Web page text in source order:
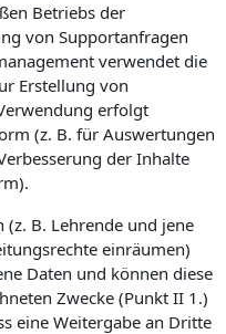
Betriebs der
von Supportanfragen
verwendet die
Erstellung von
erfolgt
(z. B. für Auswertungen
der Inhalte
B. Lehrende und jene
einräumen)
Daten und können diese
Zwecke (Punkt II 1.)
eine Weitergabe an Dritte